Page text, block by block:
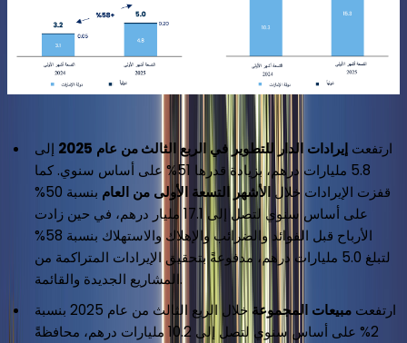
ارتفعت إيرادات الدار للتطوير في الربع الثالث من عام 2025
إلى
5.8 مليارات درهم، بزيادة قدرها 51% على أساس سنوي. كما
قفزت الإيرادات خلال الأشهر التسعة الأولى من العام
بنسبة 50%
على أساس سنوي لتصل إلى 17.1 مليار درهم، في حين زادت
الأرباح قبل الفوائد والضرائب والإهلاك والاستهلاك بنسبة 58%
لتبلغ 5.0 مليارات درهم، مدفوعةً بتحقيق الإيرادات المتراكمة من
المشاريع الجديدة والقائمة.
ارتفعت مبيعات المجموعة
خلال الربع الثالث من عام 2025 بنسبة
2% على أساس سنوي لتصل إلى 10.2 مليارات درهم، محافظةً